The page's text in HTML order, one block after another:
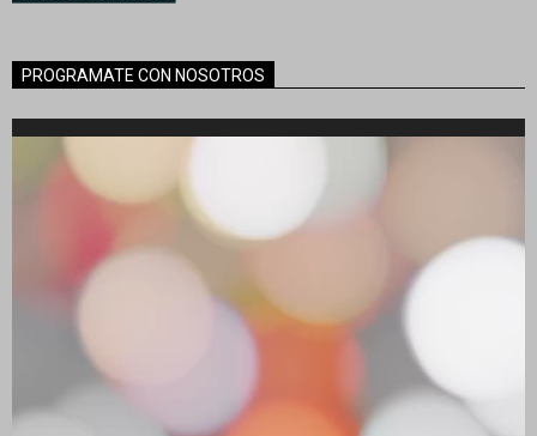
PROGRAMATE CON NOSOTROS
Reproductor